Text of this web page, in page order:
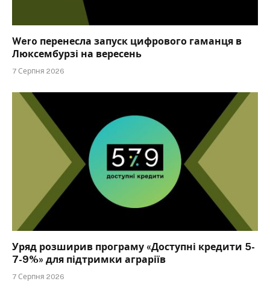
Wero перенесла запуск цифрового гаманця в
Люксембурзі на вересень
7 Серпня 2026
Уряд розширив програму «Доступні кредити 5-
7-9%» для підтримки аграріїв
7 Серпня 2026